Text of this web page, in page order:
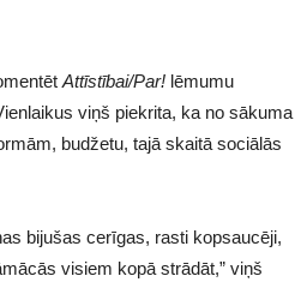
Attīstībai/Par! lēmumu
viņš piekrita, ka no sākuma
budžetu, tajā skaitā sociālās
bijušas cerīgas, rasti kopsaucēji,
visiem kopā strādāt,” viņš